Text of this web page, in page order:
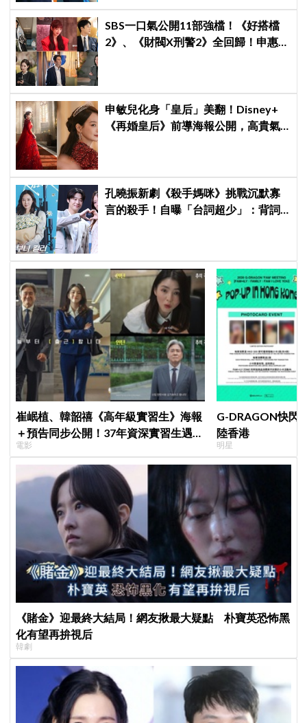
SBS一口氣公開11部強檔！《好搭檔
2》、《財閥X刑警2》全回歸！申惠
申敏兒化身「皇后」美翻！Disney+
《再婚皇后》前導海報公開，高貴氣
孔曉振新劇《殺手媽咪》挑戰沉默寡
言的殺手！自曝「台詞超少」：背詞
崔岷植、韓韶禧《高年級實習生》海報
＋預告同步公開！37年資深實習生遇上
美女CEO
電影
G-DRAGON快閃
陸香港
明星
《賭金》迎最終大結局！網友揪最大疑點 朴寶英恐怖黑
化有望再拚視后
韓劇